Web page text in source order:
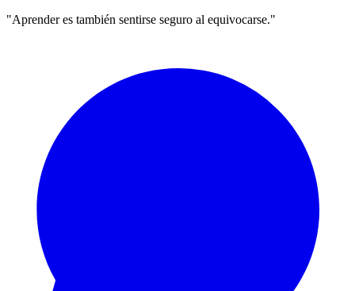
"Aprender es también sentirse seguro al equivocarse."